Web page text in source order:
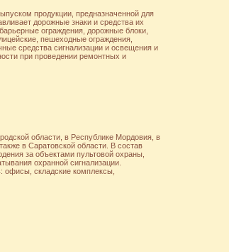
продукции, предназначенной для
дорожные знаки и средства их
ограждения, дорожные блоки,
пешеходные ограждения,
средства сигнализации и освещения и
при проведении ремонтных и
области, в Республике Мордовия, в
в Саратовской области. В состав
за объектами пультовой охраны,
охранной сигнализации.
офисы, складские комплексы,